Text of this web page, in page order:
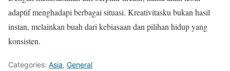
adaptif menghadapi berbagai situasi. Kreativitasku bukan hasil
instan, melainkan buah dari kebiasaan dan pilihan hidup yang
konsisten.
Categories: Asia, General